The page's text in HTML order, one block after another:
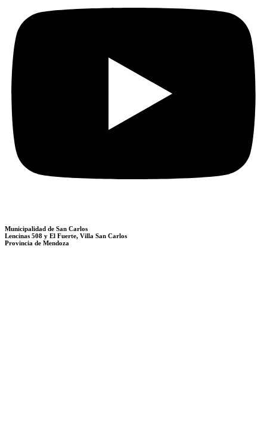
Municipalidad de San Carlos
Lencinas 508 y El Fuerte, Villa San Carlos
Provincia de Mendoza